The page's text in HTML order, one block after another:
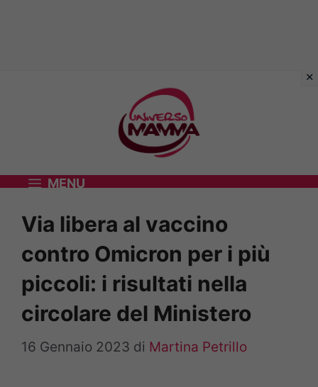
MENU
Via libera al vaccino
contro Omicron per i più
piccoli: i risultati nella
circolare del Ministero
16 Gennaio 2023 di Martina Petrillo